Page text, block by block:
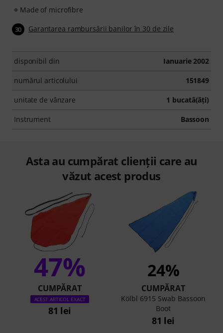
Made of microfibre
30 Garantarea rambursării banilor în 30 de zile
disponibil din Ianuarie 2002
numărul articolului 151849
unitate de vânzare 1 bucată(ăţi)
Instrument Bassoon
Asta au cumpărat clienții care au
văzut acest produs
47%
CUMPĂRAT
ACEST ARTICOL EXACT
81 lei
24%
CUMPĂRAT
Kölbl 6915 Swab Bassoon
Boot
81 lei